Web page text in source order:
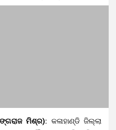
ମିଶ୍ର): କଳାହାଣ୍ଡି ଜିଲ୍ଲା